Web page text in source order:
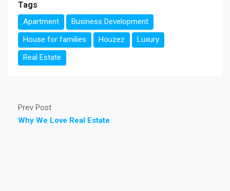
Tags
Apartment
Business Development
House for families
Houzez
Luxury
Real Estate
Prev Post
Why We Love Real Estate